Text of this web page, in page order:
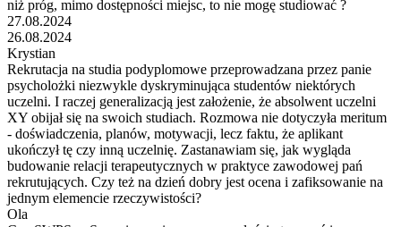
niż próg, mimo dostępności miejsc, to nie mogę studiować ?
27.08.2024
26.08.2024
Krystian
Rekrutacja na studia podyplomowe przeprowadzana przez panie
psycholożki niezwykle dyskryminująca studentów niektórych
uczelni. I raczej generalizacją jest założenie, że absolwent uczelni
XY obijał się na swoich studiach. Rozmowa nie dotyczyła meritum
- doświadczenia, planów, motywacji, lecz faktu, że aplikant
ukończył tę czy inną uczelnię. Zastanawiam się, jak wygląda
budowanie relacji terapeutycznych w praktyce zawodowej pań
rekrutujących. Czy też na dzień dobry jest ocena i zafiksowanie na
jednym elemencie rzeczywistości?
Ola